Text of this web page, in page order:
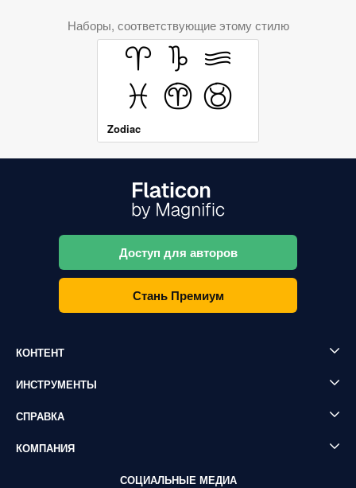
Наборы, соответствующие этому стилю
Zodiac
Доступ для авторов
Стань Премиум
КОНТЕНТ
ИНСТРУМЕНТЫ
СПРАВКА
КОМПАНИЯ
СОЦИАЛЬНЫЕ МЕДИА